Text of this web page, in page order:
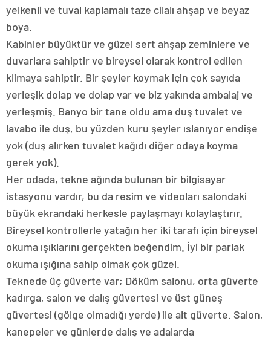
yelkenli ve tuval kaplamalı taze cilalı ahşap ve beyaz
boya.
Kabinler büyüktür ve güzel sert ahşap zeminlere ve
duvarlara sahiptir ve bireysel olarak kontrol edilen
klimaya sahiptir. Bir şeyler koymak için çok sayıda
yerleşik dolap ve dolap var ve biz yakında ambalaj ve
yerleşmiş. Banyo bir tane oldu ama duş tuvalet ve
lavabo ile duş, bu yüzden kuru şeyler ıslanıyor endişe
yok (duş alırken tuvalet kağıdı diğer odaya koyma
gerek yok).
Her odada, tekne ağında bulunan bir bilgisayar
istasyonu vardır, bu da resim ve videoları salondaki
büyük ekrandaki herkesle paylaşmayı kolaylaştırır.
Bireysel kontrollerle yatağın her iki tarafı için bireysel
okuma ışıklarını gerçekten beğendim. İyi bir parlak
okuma ışığına sahip olmak çok güzel.
Teknede üç güverte var; Döküm salonu, orta güverte
kadırga, salon ve dalış güvertesi ve üst güneş
güvertesi (gölge olmadığı yerde) ile alt güverte. Salon,
kanepeler ve günlerde dalış ve adalarda